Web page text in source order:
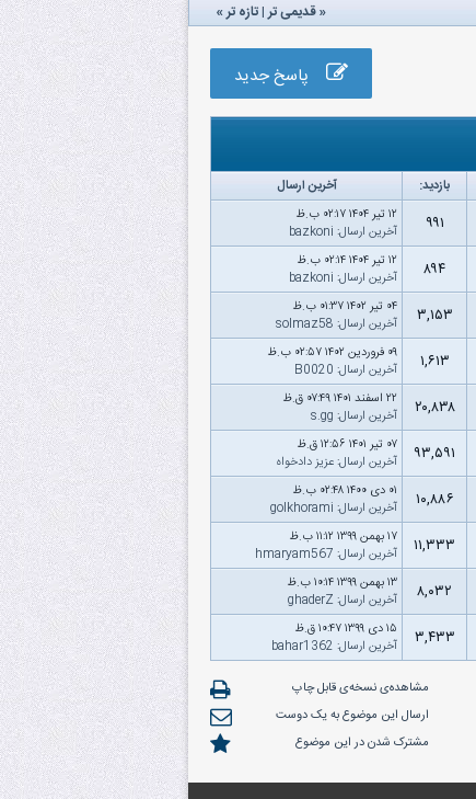
«قدیمی تر|تازه‌ تر»
پاسخ جدید
بازدید: آخرین ارسال
۹۹۱
۱۲ تیر ۱۴۰۴ ۰۲:۱۷ ب.ظ
آخرین ارسال:
bazkoni
۸۹۴
۱۲ تیر ۱۴۰۴ ۰۲:۱۴ ب.ظ
آخرین ارسال:
bazkoni
۳,۱۵۳
۰۴ تیر ۱۴۰۲ ۰۱:۳۷ ب.ظ
آخرین ارسال:
solmaz58
۱,۶۱۳
۰۹ فروردین ۱۴۰۲ ۰۲:۵۷ ب.ظ
آخرین ارسال:
B0020
۲۰,۸۳۸
۲۲ اسفند ۱۴۰۱ ۰۷:۴۹ ق.ظ
آخرین ارسال:
s.gg
۹۳,۵۹۱
۰۷ تیر ۱۴۰۱ ۱۲:۵۶ ق.ظ
آخرین ارسال:عزیز دادخواه
۱۰,۸۸۶
۰۱ دى ۱۴۰۰ ۰۲:۴۸ ب.ظ
آخرین ارسال:
golkhorami
۱۱,۳۳۳
۱۷ بهمن ۱۳۹۹ ۱۱:۱۲ ب.ظ
آخرین ارسال:
hmaryam567
۸,۰۳۲
۱۳ بهمن ۱۳۹۹ ۱۰:۱۴ ب.ظ
آخرین ارسال:
ghaderZ
۳,۴۳۳
۱۵ دى ۱۳۹۹ ۱۰:۴۷ ق.ظ
آخرین ارسال:
bahar1362
مشاهده‌ی نسخه‌ی قابل چاپ
ارسال این موضوع به یک دوست
مشترک شدن در این موضوع